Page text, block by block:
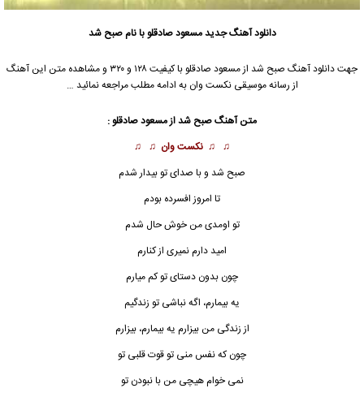
دانلود آهنگ جدیدمسعود صادقلوبا نام صبح شد
جهت دانلود آهنگ صبح شد ازمسعود صادقلو
با کیفیت ۱۲۸ و ۳۲۰ و مشاهده متن این آهنگ
از رسانه موسیقی نکست وان به ادامه مطلب مراجعه نمائید …
متن آهنگ صبح شد ازمسعود صادقلو:
♫ ♫ نکست وان ♫ ♫
صبح شد و با صدای تو بیدار شدم
تا امروز افسرده بودم
تو اومدی من خوش حال شدم
امید دارم نمیری از کنارم
چون بدون دستای تو کم میارم
یه بیمارم، اگه نباشی تو زندگیم
از زندگی من بیزارم یه بیمارم، بیزارم
چون که نفس منی تو قوت قلبی تو
نمی خوام هیچی من با نبودن تو